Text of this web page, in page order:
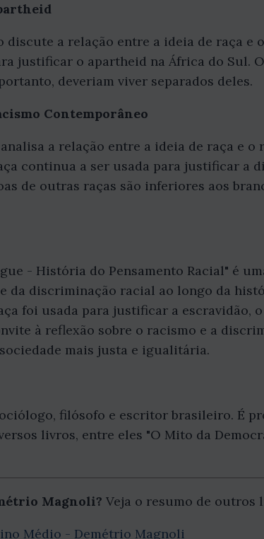
a relação entre a ideia de raça e
justificar o apartheid na África do Sul.
deveriam viver separados deles.
Contemporâneo
a relação entre a ideia de raça e o
continua a ser usada para justificar a
de outras raças são inferiores aos
- História do Pensamento Racial" é
da discriminação racial ao longo da
foi usada para justificar a escravidão,
à reflexão sobre o racismo e a
mais justa e igualitária.
filósofo e escritor brasileiro. É
livros, entre eles "O Mito da
Magnoli? Veja o resumo de outros
Médio - Demétrio Magnoli